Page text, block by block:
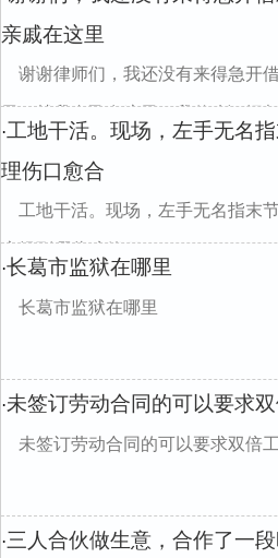
亲戚在这里
谢谢律师们，我还没有来得急开
里，就我自己在这里，我什么证据
·工地干活。现场，左手无名
理伤口愈合
工地干活。现场，左手无名指末
应提到哪些赔偿项？
·长葛市监狱在哪里
长葛市监狱在哪里
·未签订劳动合同的可以要求
未签订劳动合同的可以要求双倍
·三人合伙做生意，合作了一